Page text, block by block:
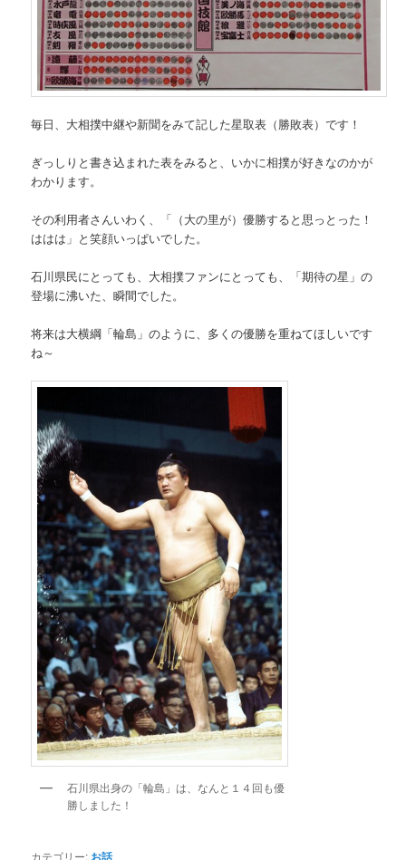
毎日、大相撲中継や新聞をみて記した星取表（勝敗表）です！
ぎっしりと書き込まれた表をみると、いかに相撲が好きなのかが
わかります。
その利用者さんいわく、「（大の里が）優勝すると思っとった！
ははは」と笑顔いっぱいでした。
石川県民にとっても、大相撲ファンにとっても、「期待の星」の
登場に沸いた、瞬間でした。
将来は大横綱「輪島」のように、多くの優勝を重ねてほしいです
ね～
石川県出身の「輪島」は、なんと１４回も優
勝しました！
カテゴリー: お話